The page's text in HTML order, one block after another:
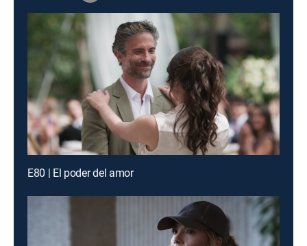
E80 | El poder del amor